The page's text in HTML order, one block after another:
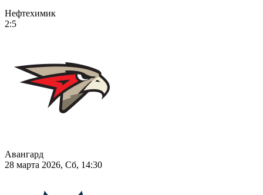
Нефтехимик
2:5
Авангард
28 марта 2026, Сб, 14:30